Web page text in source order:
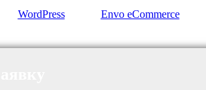
WordPress Envo eCommerce